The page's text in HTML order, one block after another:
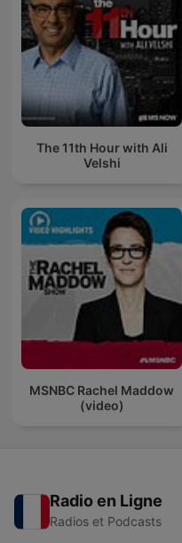
The 11th Hour with Ali
Velshi
MSNBC Rachel Maddow
(video)
Radio en Ligne
Radios et Podcasts